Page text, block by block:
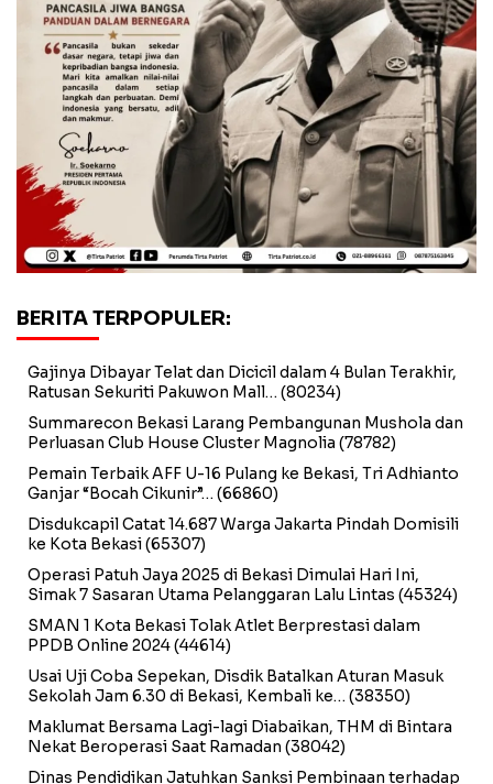
BERITA TERPOPULER:
Gajinya Dibayar Telat dan Dicicil dalam 4 Bulan Terakhir,
Ratusan Sekuriti Pakuwon Mall… (80234)
Summarecon Bekasi Larang Pembangunan Mushola dan
Perluasan Club House Cluster Magnolia (78782)
Pemain Terbaik AFF U-16 Pulang ke Bekasi, Tri Adhianto
Ganjar “Bocah Cikunir”… (66860)
Disdukcapil Catat 14.687 Warga Jakarta Pindah Domisili
ke Kota Bekasi(65307)
Operasi Patuh Jaya 2025 di Bekasi Dimulai Hari Ini,
Simak 7 Sasaran Utama Pelanggaran Lalu Lintas (45324)
SMAN 1 Kota Bekasi Tolak Atlet Berprestasi dalam
PPDB Online 2024(44614)
Usai Uji Coba Sepekan, Disdik Batalkan Aturan Masuk
Sekolah Jam 6.30 di Bekasi, Kembali ke… (38350)
Maklumat Bersama Lagi-lagi Diabaikan, THM di Bintara
Nekat Beroperasi Saat Ramadan (38042)
Dinas Pendidikan Jatuhkan Sanksi Pembinaan terhadap